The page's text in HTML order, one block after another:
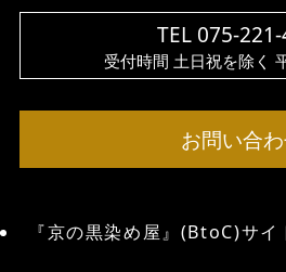
TEL 075-
受付時間 土日祝を除く
お問い合わ
『京の黒染め屋』(BtoC)サイ